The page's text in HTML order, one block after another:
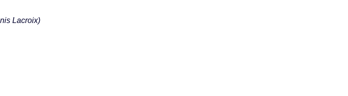
Lacroix)